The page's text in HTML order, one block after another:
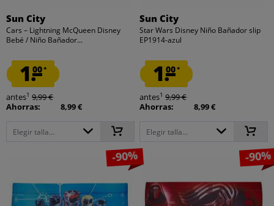
Sun City
Cars – Lightning McQueen Disney
Bebé / Niño Bañador...
1.00*
antes1 9,99 €
Ahorras:
8,99 €
Elegir talla...
Sun City
Star Wars Disney Niño Bañador slip
EP1914-azul
1.00*
antes1 9,99 €
Ahorras:
8,99 €
Elegir talla...
-90% -90%